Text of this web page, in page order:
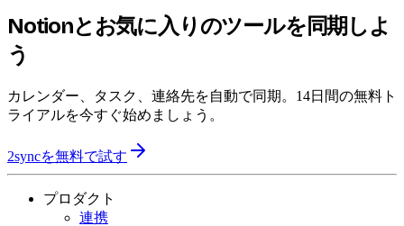
Notionとお気に入りのツールを同期しよ
う
カレンダー、タスク、連絡先を自動で同期。14日間の無料ト
ライアルを今すぐ始めましょう。
2syncを無料で試す
プロダクト
連携